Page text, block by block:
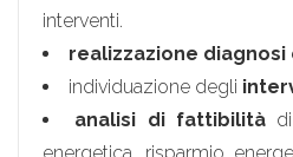
interventi.
realizzazione
individuazione degli
analisi di fattibilitàdi